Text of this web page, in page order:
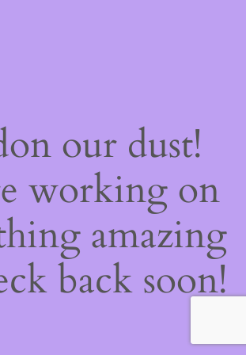
our dust!
working on
amazing
back soon!